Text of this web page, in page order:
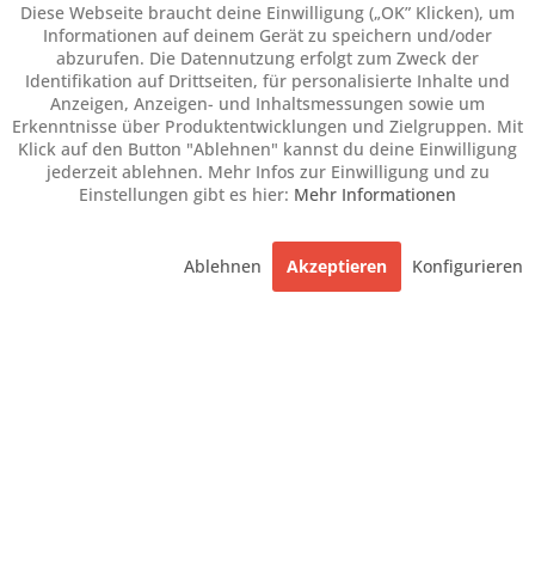
Diese Webseite braucht deine Einwilligung („OK” Klicken), um
Informationen auf deinem Gerät zu speichern und/oder
abzurufen. Die Datennutzung erfolgt zum Zweck der
Identifikation auf Drittseiten, für personalisierte Inhalte und
Anzeigen, Anzeigen- und Inhaltsmessungen sowie um
Erkenntnisse über Produktentwicklungen und Zielgruppen. Mit
Klick auf den Button "Ablehnen" kannst du deine Einwilligung
jederzeit ablehnen. Mehr Infos zur Einwilligung und zu
Einstellungen gibt es hier: Mehr Informationen
Ablehnen Akzeptieren Konfigurieren